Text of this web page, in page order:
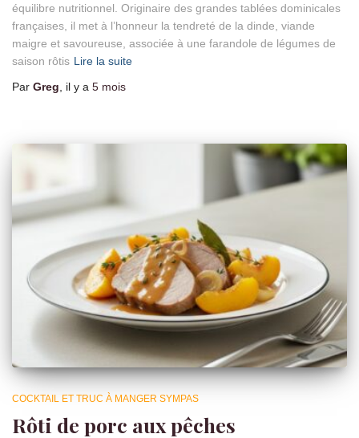
équilibre nutritionnel. Originaire des grandes tablées dominicales
françaises, il met à l’honneur la tendreté de la dinde, viande
maigre et savoureuse, associée à une farandole de légumes de
saison rôtis Lire la suite
Par Greg , il y a 5 mois
COCKTAIL ET TRUC À MANGER SYMPAS
Rôti de porc aux pêches